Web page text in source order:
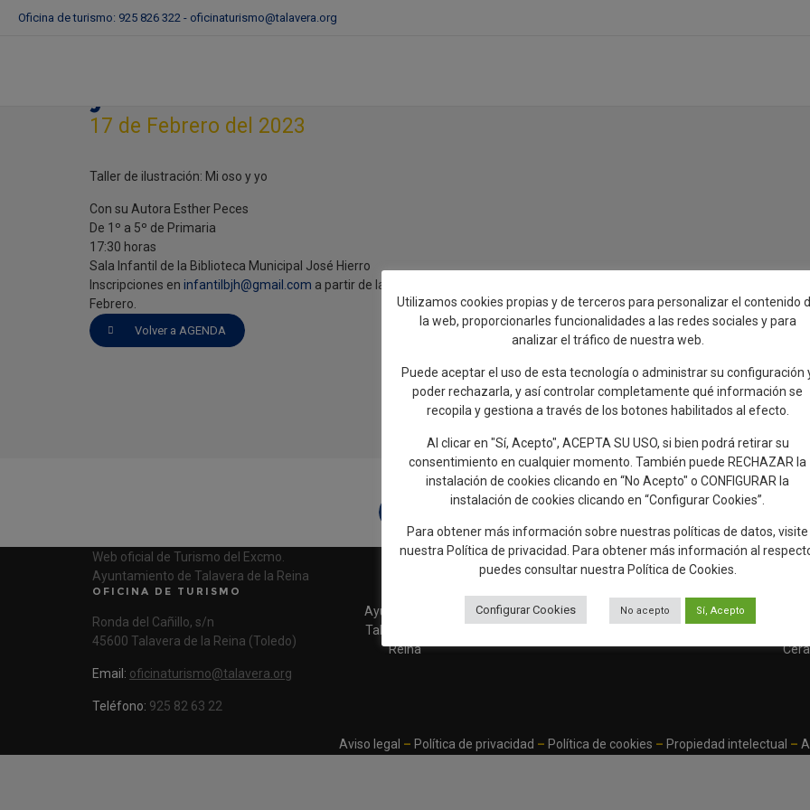
Oficina de turismo: 925 826 322 - oficinaturismo@talavera.org
17 de Febrero del 2023
Taller de ilustración: Mi oso y yo
Con su Autora Esther Peces
De 1º a 5º de Primaria
17:30 horas
Sala Infantil de la Biblioteca Municipal José Hierro
Inscripciones en infantilbjh@gmail.com a partir de las 9,30 del 13 de
Febrero.
Volver a AGENDA
Web oficial de Turismo del Excmo.
Ayuntamiento de Talavera de la Reina
OFICINA DE TURISMO
Ronda del Cañillo, s/n
45600 Talavera de la Reina (Toledo)
Email: oficinaturismo@talavera.org
Teléfono: 925 82 63 22
Ayuntamiento
Talavera de la
Reina
Web Talavera
OAL Cultura
Q de Calidad
Aviso legal – Política de privacidad – Política de cookies – Propiedad intelectual –
Utilizamos cookies propias y de terceros para personalizar el contenido
la web, proporcionarles funcionalidades a las redes sociales y para
analizar el tráfico de nuestra web.
Puede aceptar el uso de esta tecnología o administrar su configuración
poder rechazarla, y así controlar completamente qué información se
recopila y gestiona a través de los botones habilitados al efecto.
Al clicar en "Sí, Acepto", ACEPTA SU USO, si bien podrá retirar su
consentimiento en cualquier momento. También puede RECHAZAR la
instalación de cookies clicando en “No Acepto" o CONFIGURAR la
instalación de cookies clicando en “Configurar Cookies”.
Para obtener más información sobre nuestras políticas de datos, visite
nuestra Política de privacidad. Para obtener más información al
puedes consultar nuestra Política de Cookies.
Configurar Cookies No acepto Sí, Acepto